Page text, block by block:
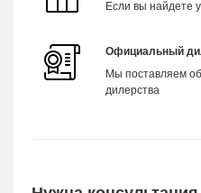
Если вы найдете
Официальный
Мы поставляем
дилерства